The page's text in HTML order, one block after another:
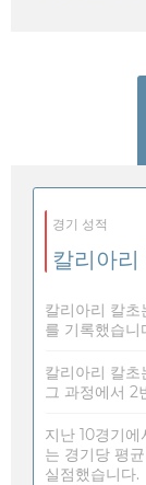
경기 성적
칼리아리
칼리아리 칼
를 기록했습니
칼리아리 칼
그 과정에서 2
지난 10경기
는 경기당 평
실점했습니다.